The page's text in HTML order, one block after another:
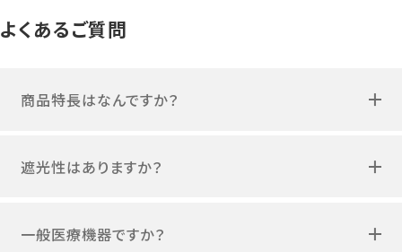
よくあるご質問
商品特長はなんですか？
遮光性はありますか？
一般医療機器ですか？